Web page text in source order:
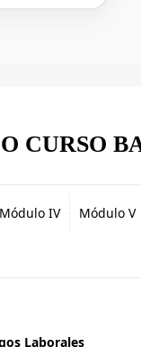
CURSO
Módulo IV Módulo V
Laborales